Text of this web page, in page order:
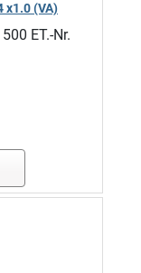
x1.0 (VA)
ET.-Nr.